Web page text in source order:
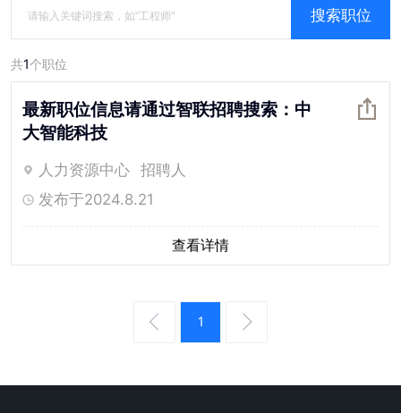
搜索职位
共1个职位
最新职位信息请通过智联招聘搜索：中
大智能科技
人力资源中心 招聘人
发布于2024.8.21
查看详情
1